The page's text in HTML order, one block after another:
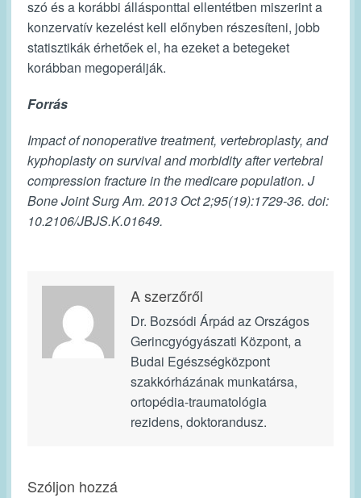
szó és a korábbi állásponttal ellentétben miszerint a
konzervatív kezelést kell előnyben részesíteni, jobb
statisztikák érhetőek el, ha ezeket a betegeket
korábban megoperálják.
Forrás
Impact of nonoperative treatment, vertebroplasty, and
kyphoplasty on survival and morbidity after vertebral
compression fracture in the medicare population. J
Bone Joint Surg Am. 2013 Oct 2;95(19):1729-36. doi:
10.2106/JBJS.K.01649.
A szerzőről
Dr. Bozsódi Árpád az Országos
Gerincgyógyászati Központ, a
Budai Egészségközpont
szakkórházának munkatársa,
ortopédia-traumatológia
rezidens, doktorandusz.
Szóljon hozzá